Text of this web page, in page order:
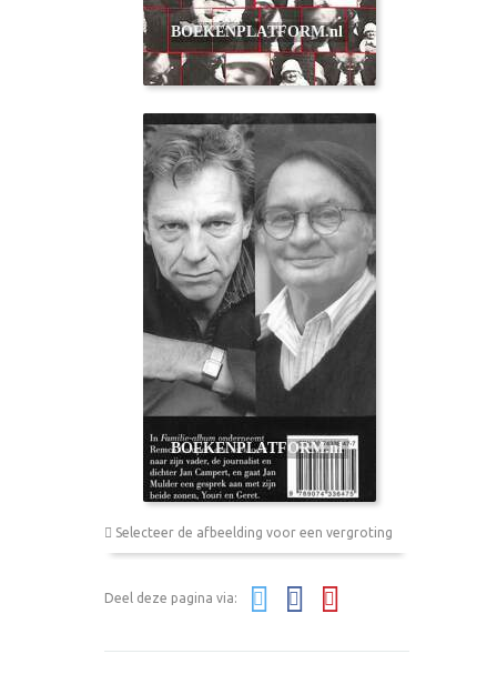
Selecteer de afbeelding voor een vergroting
Deel deze pagina via: